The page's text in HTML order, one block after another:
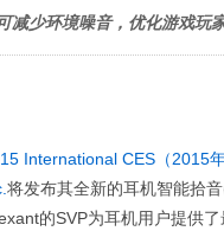
减少环境噪音，优化游戏玩
International CES（2015
将发布其全新的耳机智能拾
的SVP为耳机用户提供